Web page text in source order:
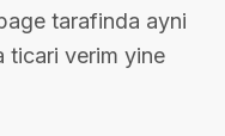
tarafinda ayni
ticari verim yine